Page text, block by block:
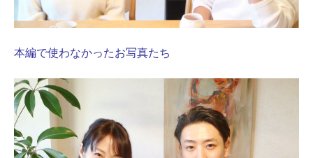
本編で使わなかったお写真たち